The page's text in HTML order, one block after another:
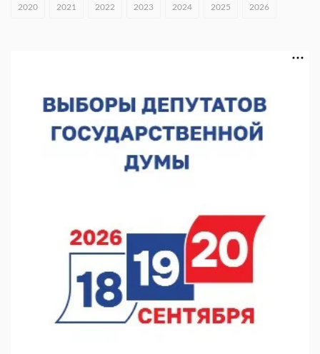
06.08.2026 15:26
Видели ночь, бежали всю ночь... На Нижневолжской
набережной прошел необычный забег
Нижегородские хирурги выполнили трансоральную
операцию на щитовидной железе
06.08.2026 15:03
Более 30 нижегородцев прошли обучение для соцконтракта
06.08.2026 14:46
2020 2021 2022 2023 2024 2025 2026